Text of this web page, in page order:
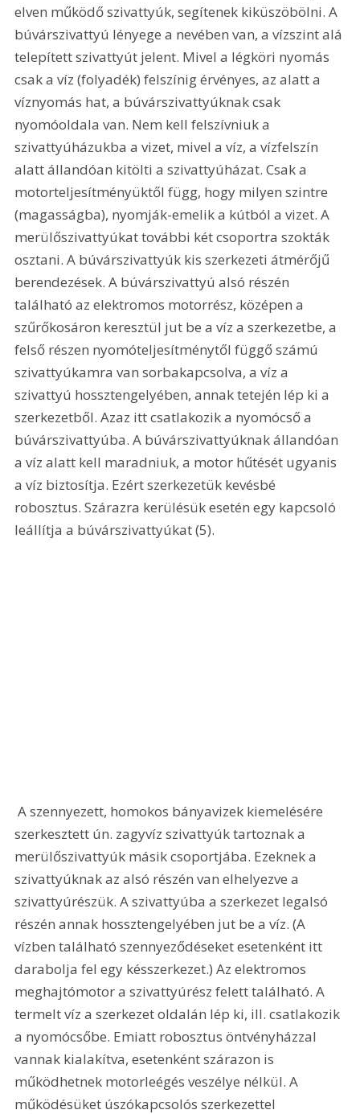
elven működő szivattyúk, segítenek kiküszöbölni. A
búvárszivattyú lényege a nevében van, a vízszint alá
telepített szivattyút jelent. Mivel a légköri nyomás
csak a víz (folyadék) felszínig érvényes, az alatt a
víznyomás hat, a búvárszivattyúknak csak
nyomóoldala van. Nem kell felszívniuk a
szivattyúházukba a vizet, mivel a víz, a vízfelszín
alatt állandóan kitölti a szivattyúházat. Csak a
motorteljesítményüktől függ, hogy milyen szintre
(magasságba), nyomják-emelik a kútból a vizet. A
merülőszivattyúkat további két csoportra szokták
osztani. A búvárszivattyúk kis szerkezeti átmérőjű
berendezések. A búvárszivattyú alsó részén
található az elektromos motorrész, középen a
szűrőkosáron keresztül jut be a víz a szerkezetbe, a
felső részen nyomóteljesítménytől függő számú
szivattyúkamra van sorbakapcsolva, a víz a
szivattyú hossztengelyében, annak tetején lép ki a
szerkezetből. Azaz itt csatlakozik a nyomócső a
búvárszivattyúba. A búvárszivattyúknak állandóan
a víz alatt kell maradniuk, a motor hűtését ugyanis
a víz biztosítja. Ezért szerkezetük kevésbé
robosztus. Szárazra kerülésük esetén egy kapcsoló
leállítja a búvárszivattyúkat (5).
A szennyezett, homokos bányavizek kiemelésére
szerkesztett ún. zagyvíz szivattyúk tartoznak a
merülőszivattyúk másik csoportjába. Ezeknek a
szivattyúknak az alsó részén van elhelyezve a
szivattyúrészük. A szivattyúba a szerkezet legalsó
részén annak hossztengelyében jut be a víz. (A
vízben található szennyeződéseket esetenként itt
darabolja fel egy késszerkezet.) Az elektromos
meghajtómotor a szivattyúrész felett található. A
termelt víz a szerkezet oldalán lép ki, ill. csatlakozik
a nyomócsőbe. Emiatt robosztus öntvényházzal
vannak kialakítva, esetenként szárazon is
működhetnek motorleégés veszélye nélkül. A
működésüket úszókapcsolós szerkezettel